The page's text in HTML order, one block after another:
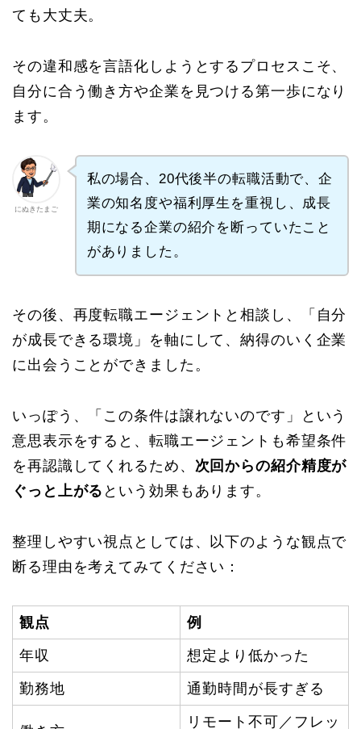
ても大丈夫。
その違和感を言語化しようとするプロセスこそ、
自分に合う働き方や企業を見つける第一歩になり
ます。
にぬきたまご
私の場合、20代後半の転職活動で、企
業の知名度や福利厚生を重視し、成長
期になる企業の紹介を断っていたこと
がありました。
その後、再度転職エージェントと相談し、「自分
が成長できる環境」を軸にして、納得のいく企業
に出会うことができました。
いっぽう、「この条件は譲れないのです」という
意思表示をすると、転職エージェントも希望条件
を再認識してくれるため、 次回からの紹介精度が
ぐっと上がる という効果もあります。
整理しやすい視点としては、以下のような観点で
断る理由を考えてみてください：
観点 例
年収 想定より低かった
勤務地 通勤時間が長すぎる
リモート不可／フレッ